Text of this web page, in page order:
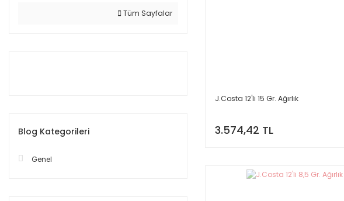
Tüm Sayfalar
Blog Kategorileri
Genel
J.Costa 12'li 15 Gr. Ağırlık
3.574,42 TL